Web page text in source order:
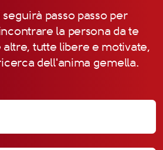
passo passo per
la persona da te
tutte libere e motivate,
dell'anima gemella.